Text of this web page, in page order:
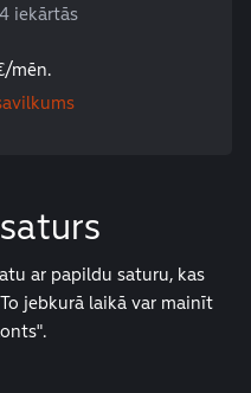
iekārtās
mēn.
ar papildu saturu, kas
jebkurā laikā var mainīt